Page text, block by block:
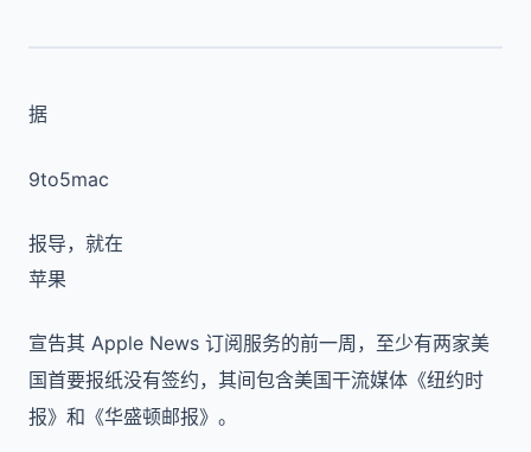
据
9to5mac
报导，就在
苹果
宣告其 Apple News 订阅服务的前一周，至少有两家美
国首要报纸没有签约，其间包含美国干流媒体《纽约时
报》和《华盛顿邮报》。